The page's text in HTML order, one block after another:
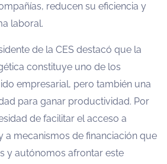
reducen su eficiencia y
laboral.
de la CES destacó que la
constituye uno de los
empresarial, pero también una
para ganar productividad. Por
de facilitar el acceso a
a mecanismos de financiación que
y autónomos afrontar este